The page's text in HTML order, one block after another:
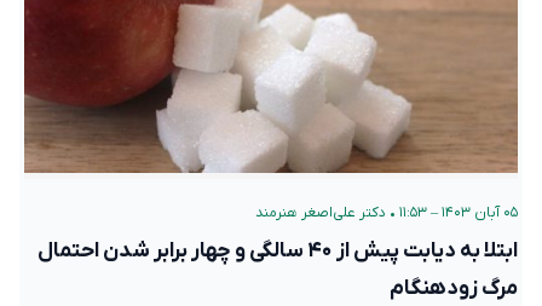
۰۵ آبان ۱۴۰۳ – ۱۱:۵۳ • دکتر علی‌اصغر هنرمند
ابتلا به دیابت پیش از ۴۰ سالگی و چهار برابر شدن احتمال
مرگ زودهنگام